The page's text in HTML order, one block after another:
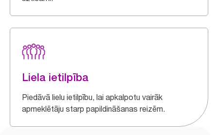
Liela ietilpība
Piedāvā lielu ietilpību, lai apkalpotu vairāk
apmeklētāju starp papildināšanas reizēm.